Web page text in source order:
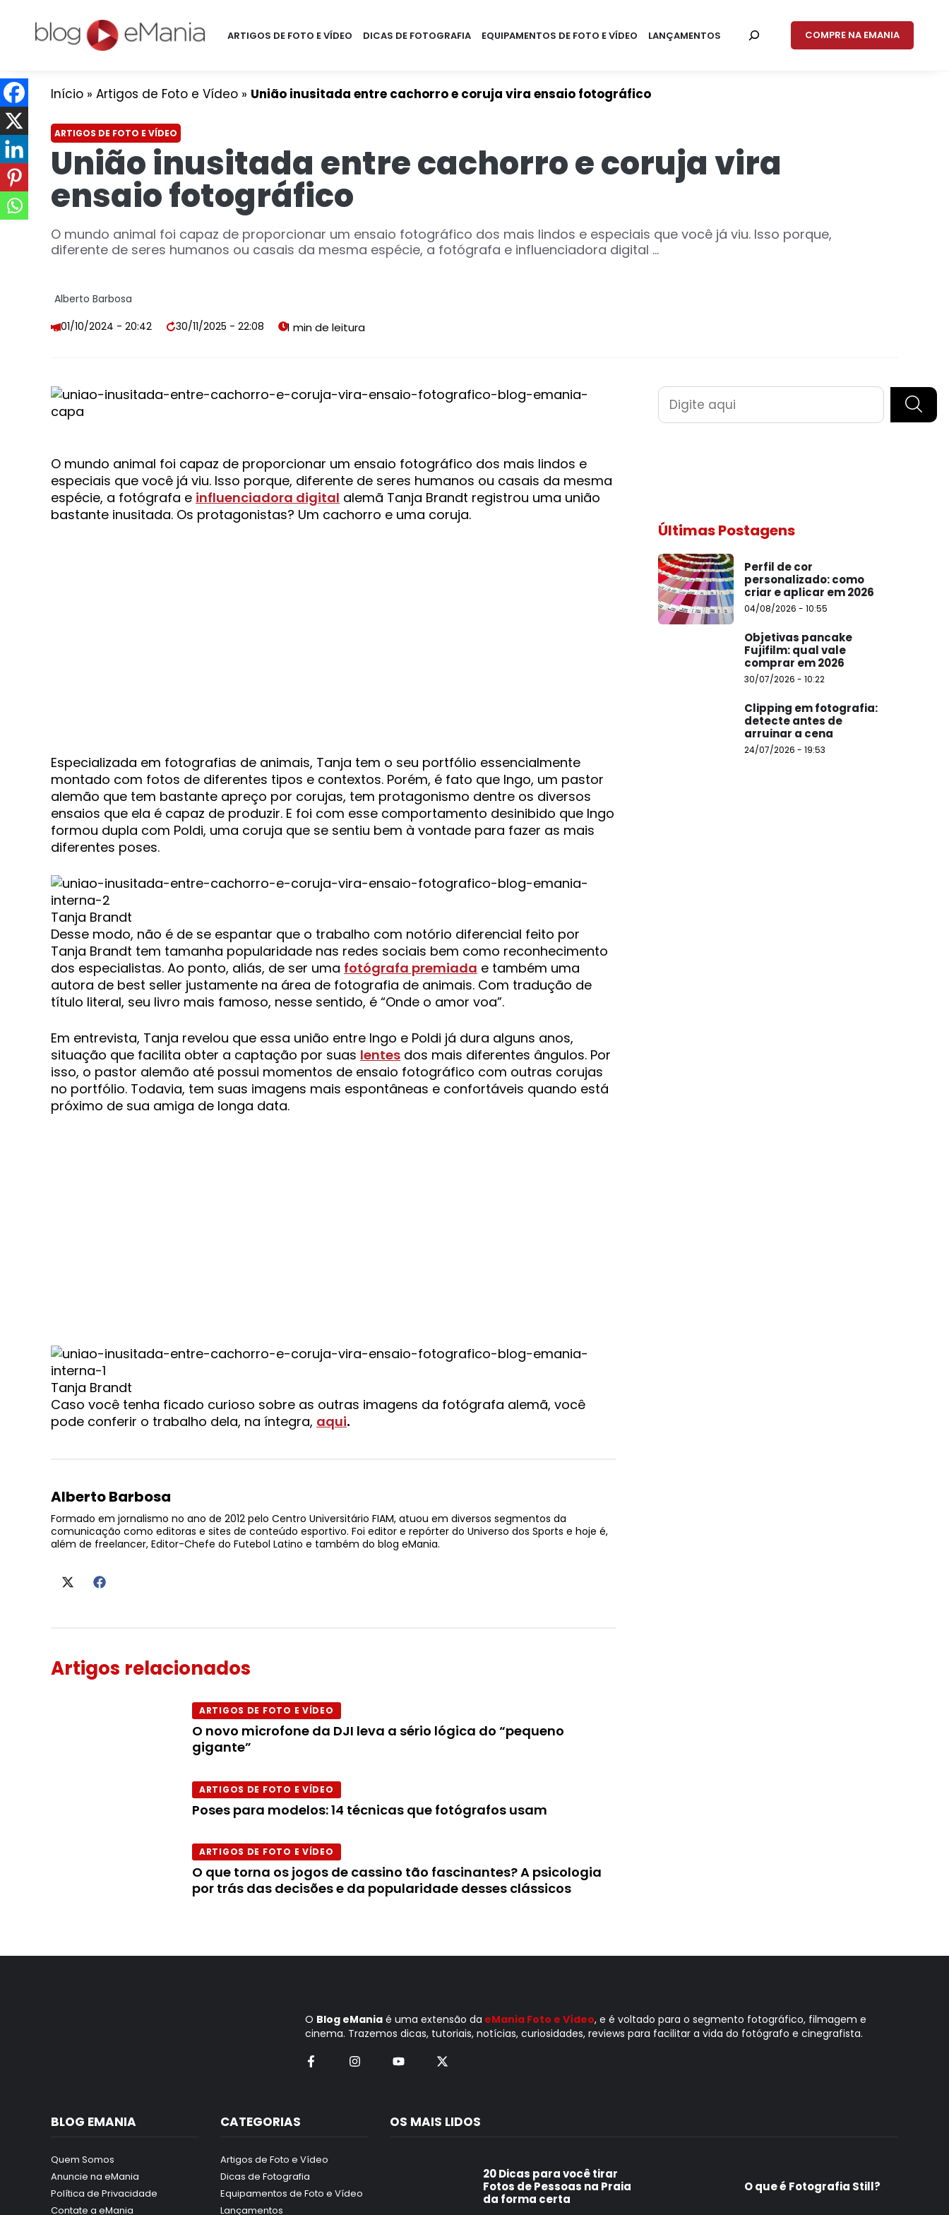
ARTIGOS DE FOTO E VÍDEO DICAS DE FOTOGRAFIA EQUIPAMENTOS DE FOTO E VÍDEO LANÇAMENTOS COMPRE NA EMANIA
Início » Artigos de Foto e Vídeo » União inusitada entre cachorro e coruja vira ensaio fotográfico
ARTIGOS DE FOTO E VÍDEO
União inusitada entre cachorro e coruja vira
ensaio fotográfico
O mundo animal foi capaz de proporcionar um ensaio fotográfico dos mais lindos e especiais que você já viu. Isso porque,
diferente de seres humanos ou casais da mesma espécie, a fotógrafa e influenciadora digital ...
Alberto Barbosa
01/10/2024 - 20:42
30/11/2025 - 22:08
O mundo animal foi capaz de proporcionar um ensaio fotográfico dos mais lindos e
especiais que você já viu. Isso porque, diferente de seres humanos ou casais da mesma
espécie, a fotógrafa e influenciadora digital alemã Tanja Brandt registrou uma união
bastante inusitada. Os protagonistas? Um cachorro e uma coruja.
Especializada em fotografias de animais, Tanja tem o seu portfólio essencialmente
montado com fotos de diferentes tipos e contextos. Porém, é fato que Ingo, um pastor
alemão que tem bastante apreço por corujas, tem protagonismo dentre os diversos
ensaios que ela é capaz de produzir. E foi com esse comportamento desinibido que Ingo
formou dupla com Poldi, uma coruja que se sentiu bem à vontade para fazer as mais
diferentes poses.
Tanja Brandt
Desse modo, não é de se espantar que o trabalho com notório diferencial feito por
Tanja Brandt tem tamanha popularidade nas redes sociais bem como reconhecimento
dos especialistas. Ao ponto, aliás, de ser uma fotógrafa premiada e também uma
autora de best seller justamente na área de fotografia de animais. Com tradução de
título literal, seu livro mais famoso, nesse sentido, é “Onde o amor voa”.
Em entrevista, Tanja revelou que essa união entre Ingo e Poldi já dura alguns anos,
situação que facilita obter a captação por suas lentes dos mais diferentes ângulos. Por
isso, o pastor alemão até possui momentos de ensaio fotográfico com outras corujas
no portfólio. Todavia, tem suas imagens mais espontâneas e confortáveis quando está
próximo de sua amiga de longa data.
Tanja Brandt
Caso você tenha ficado curioso sobre as outras imagens da fotógrafa alemã, você
pode conferir o trabalho dela, na íntegra, aqui.
Alberto Barbosa
Formado em jornalismo no ano de 2012 pelo Centro Universitário FIAM, atuou em diversos segmentos da
comunicação como editoras e sites de conteúdo esportivo. Foi editor e repórter do Universo dos Sports e hoje é,
além de freelancer, Editor-Chefe do Futebol Latino e também do blog eMania.
Artigos relacionados
ARTIGOS DE FOTO E VÍDEO
O novo microfone da DJI leva a sério lógica do “pequeno
gigante”
ARTIGOS DE FOTO E VÍDEO
Poses para modelos: 14 técnicas que fotógrafos usam
ARTIGOS DE FOTO E VÍDEO
O que torna os jogos de cassino tão fascinantes? A psicologia
por trás das decisões e da popularidade desses clássicos
Pesquisar
Últimas Postagens
Perfil de cor
personalizado: como
criar e aplicar em 2026
04/08/2026 - 10:55
Objetivas pancake
Fujifilm: qual vale
comprar em 2026
30/07/2026 - 10:22
Clipping em fotografia:
detecte antes de
arruinar a cena
24/07/2026 - 19:53
O Blog eMania é uma extensão da eMania Foto e Vídeo, e é voltado para o segmento fotográfico, filmagem e
cinema. Trazemos dicas, tutoriais, notícias, curiosidades, reviews para facilitar a vida do fotógrafo e cinegrafista.
BLOG EMANIA
Quem Somos
Anuncie na eMania
Política de Privacidade
Contate a eMania
CATEGORIAS
Artigos de Foto e Vídeo
Dicas de Fotografia
Equipamentos de Foto e Vídeo
Lançamentos
OS MAIS LIDOS
20 Dicas para você tirar
Fotos de Pessoas na Praia
da forma certa
O que é Fotografia Still?